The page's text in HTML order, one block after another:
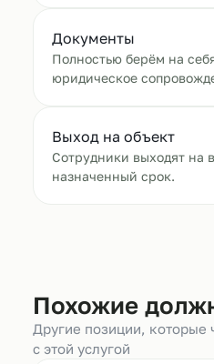
Документы
Полностью берём на
юридическое
Выход на объект
Сотрудники выходят на
назначенный срок.
Похожие
Другие позиции, которые
с этой услугой